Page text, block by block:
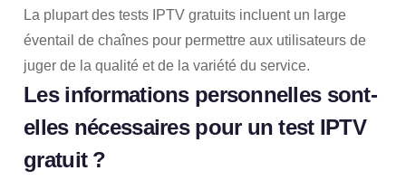
La plupart des tests IPTV gratuits incluent un large
éventail de chaînes pour permettre aux utilisateurs de
juger de la qualité et de la variété du service.
Les informations personnelles sont-
elles nécessaires pour un test IPTV
gratuit ?